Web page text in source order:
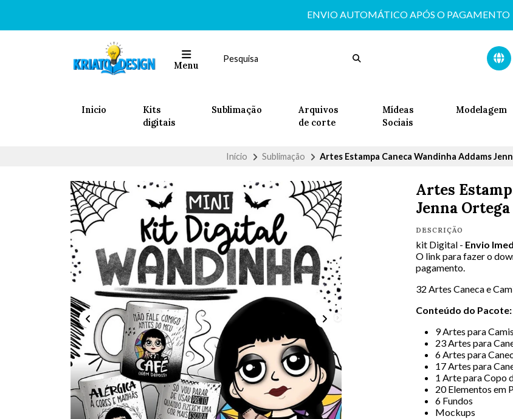
ENVIO AUTOMÁTICO APÓS O PAGAMENTO
Menu
Inicio
Kits
digitais
Sublimação
Arquivos
de corte
Mídeas
Sociais
Modelagem
Início Sublimação Artes Estampa Caneca Wandinha Addams
Artes
Jenna
DESCRIÇÃO
kit Digital - Envio
O link para fazer o
pagamento.
32 Artes Caneca e
Conteúdo do Pacote:
9 Artes para
23 Artes para
6 Artes para
17 Artes para
1 Arte para Copo
20 Elementos em
6 Fundos
Mockups